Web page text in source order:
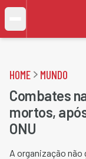
HOME MUNDO
Combates
mortos,
ONU
A organização